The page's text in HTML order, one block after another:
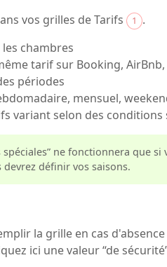
vos grilles de Tarifs 1
.
chambres
tarif sur Booking,
périodes
mensuel,
variant selon des
ne fonctionnera que si
devrez définir vos saisons.
la grille en cas d'absence
ici une valeur “de